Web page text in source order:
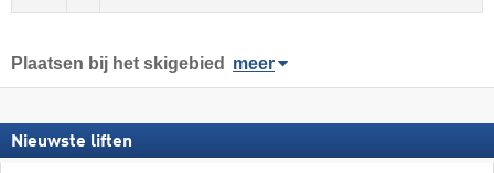
Plaatsen bij het skigebied meer
Nieuwste liften